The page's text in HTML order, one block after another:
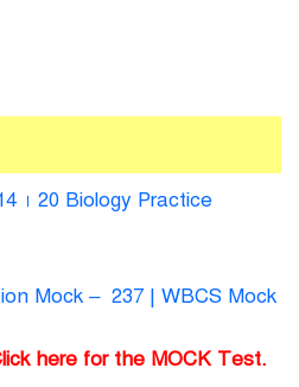
। 20 Biology Practice
Mock – 237 | WBCS Mock
here for the MOCK Test.